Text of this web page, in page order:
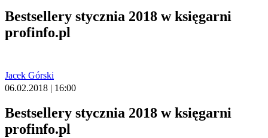
Bestsellery stycznia 2018 w księgarni
profinfo.pl
Jacek Górski
06.02.2018 | 16:00
Bestsellery stycznia 2018 w księgarni
profinfo.pl